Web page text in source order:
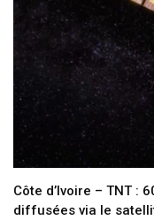
Côte d’Ivoire – TNT :
diffusées via le